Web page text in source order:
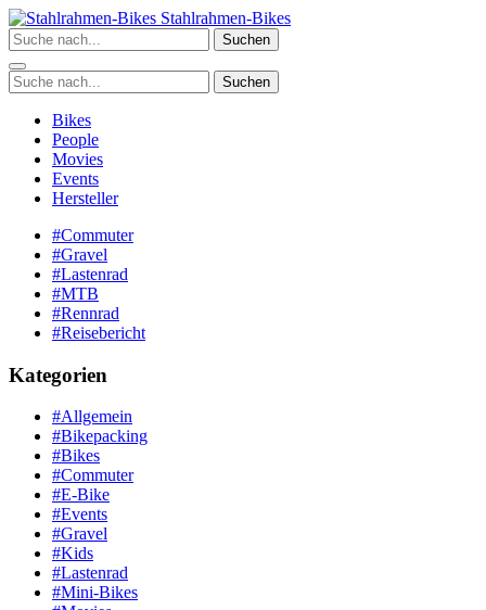
Zum
Inhalt
springen
Stahlrahmen-Bikes
Suchen
Suchen
Bikes
People
Movies
Events
Hersteller
#Commuter
#Gravel
#Lastenrad
#MTB
#Rennrad
#Reisebericht
Kategorien
#Allgemein
#Bikepacking
#Bikes
#Commuter
#E-Bike
#Events
#Gravel
#Kids
#Lastenrad
#Mini-Bikes